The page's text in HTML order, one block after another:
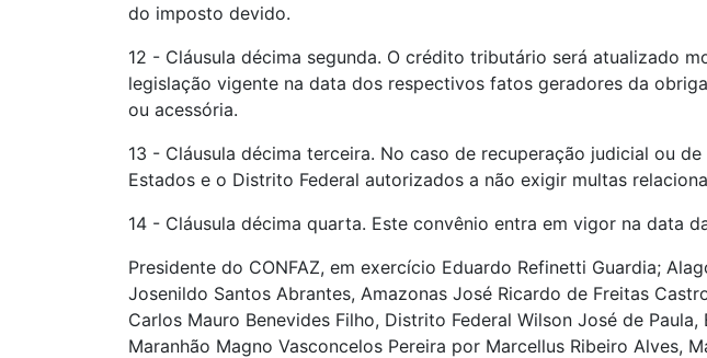
do imposto devido.
12 - Cláusula décima segunda. O crédito tributário será atualizado
legislação vigente na data dos respectivos fatos geradores da
ou acessória.
13 - Cláusula décima terceira. No caso de recuperação judicial ou
Estados e o Distrito Federal autorizados a não exigir multas
14 - Cláusula décima quarta. Este convênio entra em vigor na data
Presidente do CONFAZ, em exercício Eduardo Refinetti Guardia;
Josenildo Santos Abrantes, Amazonas José Ricardo de Freitas
Carlos Mauro Benevides Filho, Distrito Federal Wilson José de
Maranhão Magno Vasconcelos Pereira por Marcellus Ribeiro Alves,